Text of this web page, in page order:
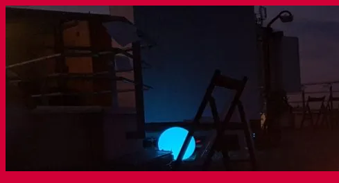
Sari